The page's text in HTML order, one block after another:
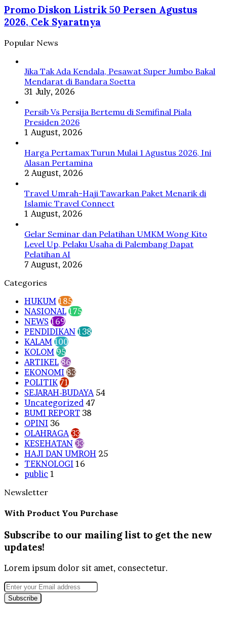
Sungai
dan
Selokan
Jepang
Listrik
50
Persen
Agustus
2026,
Cek
Syaratnya
Promo Diskon Listrik 50 Persen Agustus
2026, Cek Syaratnya
Popular News
Jika Tak Ada Kendala, Pesawat Super Jumbo Bakal
Mendarat di Bandara Soetta
31 July, 2026
Persib Vs Persija Bertemu di Semifinal Piala
Presiden 2026
1 August, 2026
Harga Pertamax Turun Mulai 1 Agustus 2026, Ini
Alasan Pertamina
2 August, 2026
Travel Umrah-Haji Tawarkan Paket Menarik di
Islamic Travel Connect
1 August, 2026
Gelar Seminar dan Pelatihan UMKM Wong Kito
Level Up, Pelaku Usaha di Palembang Dapat
Pelatihan AI
7 August, 2026
Categories
HUKUM 185
NASIONAL 175
NEWS 169
PENDIDIKAN 138
KALAM 100
KOLOM 95
ARTIKEL 86
EKONOMI 83
POLITIK 71
SEJARAH-BUDAYA 54
Uncategorized 47
BUMI REPORT 38
OPINI 36
OLAHRAGA 33
KESEHATAN 33
HAJI DAN UMROH 25
TEKNOLOGI 16
public 1
Newsletter
With Product You Purchase
Subscribe to our mailing list to get the new
updates!
Lorem ipsum dolor sit amet, consectetur.
Enter
your
Email